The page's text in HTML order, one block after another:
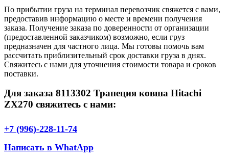
По прибытии груза на терминал перевозчик свяжется с вами,
предоставив информацию о месте и времени получения
заказа. Получение заказа по доверенности от организации
(предоставленной заказчиком) возможно, если груз
предназначен для частного лица. Мы готовы помочь вам
рассчитать приблизительный срок доставки груза в днях.
Свяжитесь с нами для уточнения стоимости товара и сроков
поставки.
Для заказа 8113302 Трапеция ковша Hitachi
ZX270 свяжитесь с нами:
+7 (996)-228-11-74
Написать в WhatApp